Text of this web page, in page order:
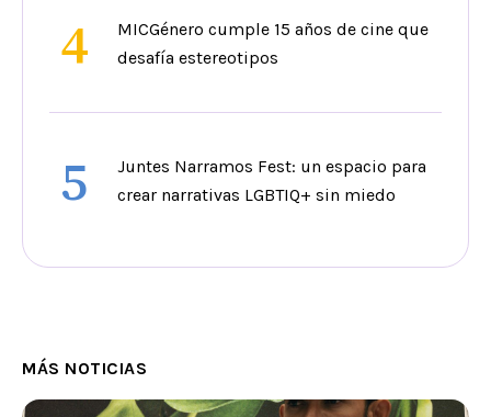
4
MICGénero cumple 15 años de cine que
desafía estereotipos
5
Juntes Narramos Fest: un espacio para
crear narrativas LGBTIQ+ sin miedo
MÁS NOTICIAS